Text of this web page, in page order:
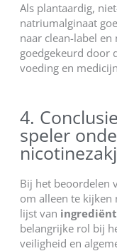
Als plantaardig,
natriumalginaat
naar clean-label
goedgekeurd door
voeding en
4.
speler
Bij het beoordelen
om alleen te kijken
lijst van
belangrijke rol bij
veiligheid en